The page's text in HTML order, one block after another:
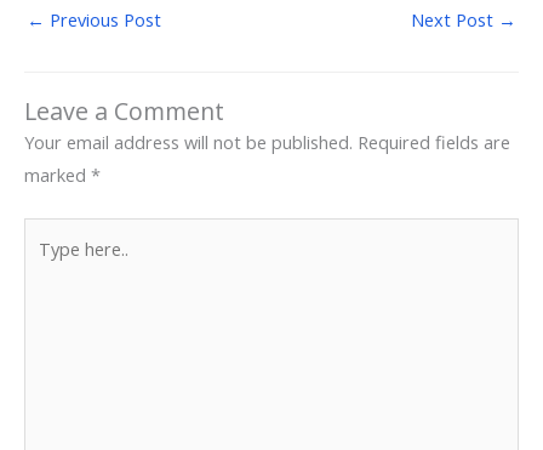
← Previous Post Next Post →
Leave a Comment
Your email address will not be published. Required fields are
marked *
here..